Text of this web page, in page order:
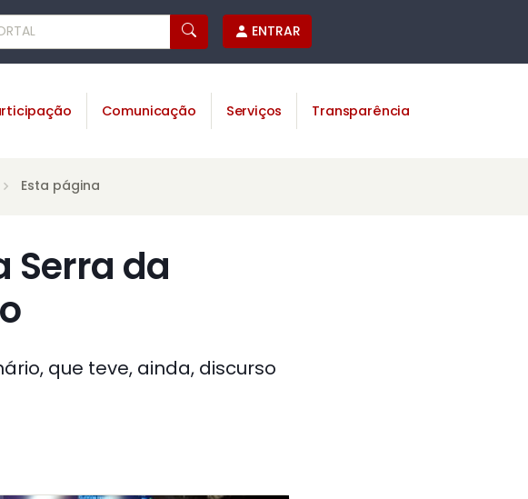
ENTRAR
Comunicação Serviços Transparência
Esta página
Serra da
que teve, ainda, discurso